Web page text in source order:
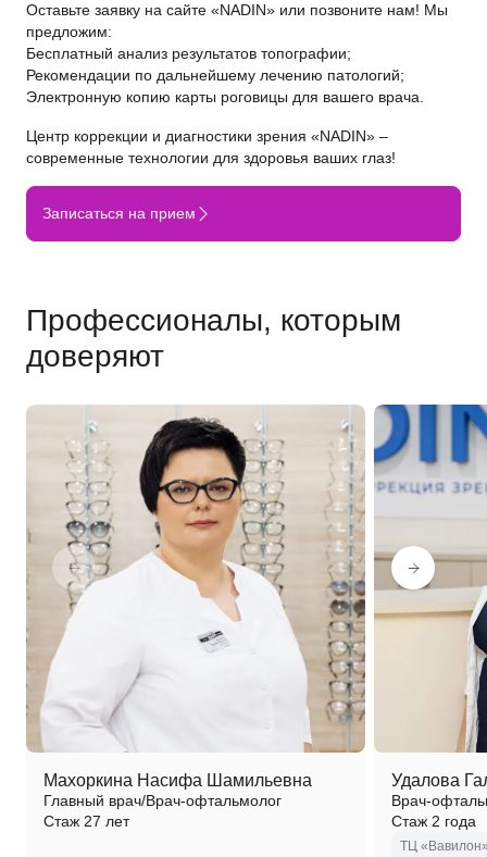
Оставьте заявку на сайте «NADIN» или позвоните нам! Мы
предложим:
Бесплатный анализ результатов топографии;
Рекомендации по дальнейшему лечению патологий;
Электронную копию карты роговицы для вашего врача.
Центр коррекции и диагностики зрения «NADIN» –
современные технологии для здоровья ваших глаз!
Записаться на прием
Профессионалы, которым
доверяют
Махоркина Насифа Шамильевна
Главный врач/Врач-офтальмолог
Стаж 27 лет
Удалова
Врач-
Стаж 2 года
ТЦ